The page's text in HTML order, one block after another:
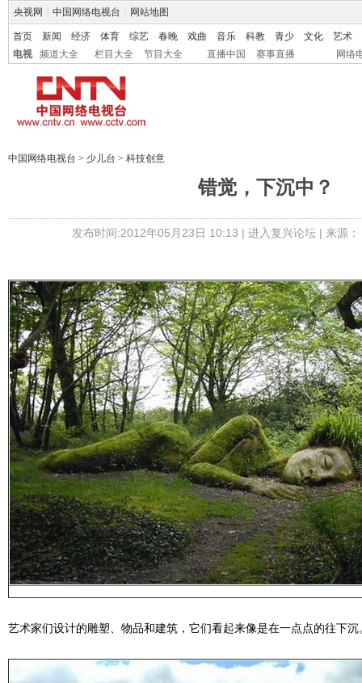
央视网 中国网络电视台 网站地图
首页 新闻 经济 体育 综艺 春晚 戏曲 音乐 科教 青少 文化
艺术
电视
频道大全 栏目大全 节目大全 直播中国 赛事直播 网络
中国网络电视台 > 少儿台 > 科技创意
错觉，下沉中？
发布时间:2012年05月23日 10:13 | 进入复兴论坛| 来源：
艺术家们设计的雕塑、物品和建筑，它们看起来像是在一点点的往下沉